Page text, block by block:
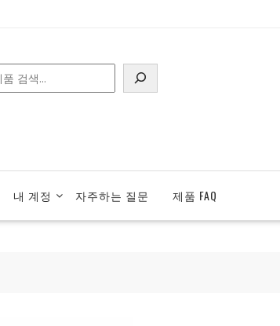
내 계정 자주하는 질문 제품 FAQ